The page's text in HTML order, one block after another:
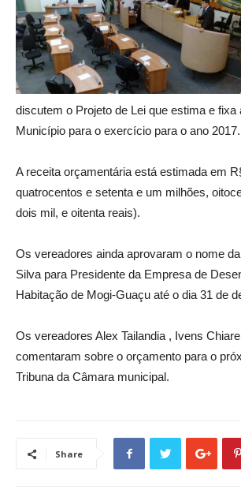
discutem o Projeto de Lei que estima e
Município para o exercício para o ano 2017.
A receita orçamentária está estimada em
quatrocentos e setenta e um milhões,
dois mil, e oitenta reais).
Os vereadores ainda aprovaram o nome
Silva para Presidente da Empresa de
Habitação de Mogi-Guaçu até o dia 31 de
Os vereadores Alex Tailandia , Ivens
comentaram sobre o orçamento para o
Tribuna da Câmara municipal.
Share